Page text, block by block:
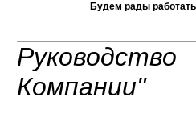
Будем рады
Компании"